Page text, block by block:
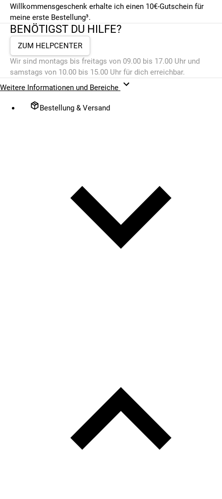
Willkommensgeschenk erhalte ich einen 10€-Gutschein für
meine erste Bestellung³.
BENÖTIGST DU HILFE?
ZUM HELPCENTER
Wir sind montags bis freitags von 09.00 bis 17.00 Uhr und
samstags von 10.00 bis 15.00 Uhr für dich erreichbar.
Weitere Informationen und Bereiche
Bestellung & Versand